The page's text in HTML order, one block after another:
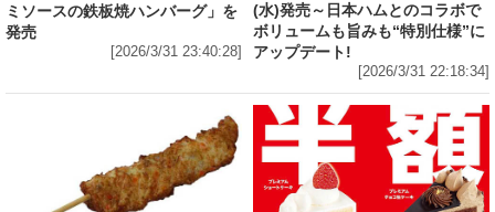
ミソースの鉄板焼ハンバーグ」を
発売
[2026/3/31 23:40:28]
(水)発売～日本ハムとのコラボで
ボリュームも旨みも“特別仕様”に
アップデート!
[2026/3/31 22:18:34]